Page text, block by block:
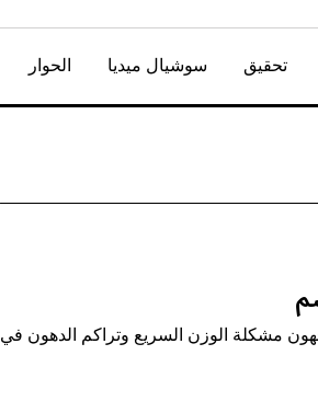
تحقيق سوشيال ميديا الحوار
مشكلة الوزن السريع وتراكم الدهون في